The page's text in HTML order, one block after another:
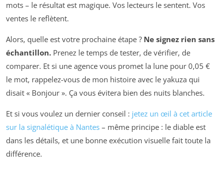
mots – le résultat est magique. Vos lecteurs le sentent. Vos
ventes le reflètent.
Alors, quelle est votre prochaine étape ? Ne signez rien sans
échantillon. Prenez le temps de tester, de vérifier, de
comparer. Et si une agence vous promet la lune pour 0,05 €
le mot, rappelez-vous de mon histoire avec le yakuza qui
disait « Bonjour ». Ça vous évitera bien des nuits blanches.
Et si vous voulez un dernier conseil : jetez un œil à cet article
sur la signalétique à Nantes – même principe : le diable est
dans les détails, et une bonne exécution visuelle fait toute la
différence.